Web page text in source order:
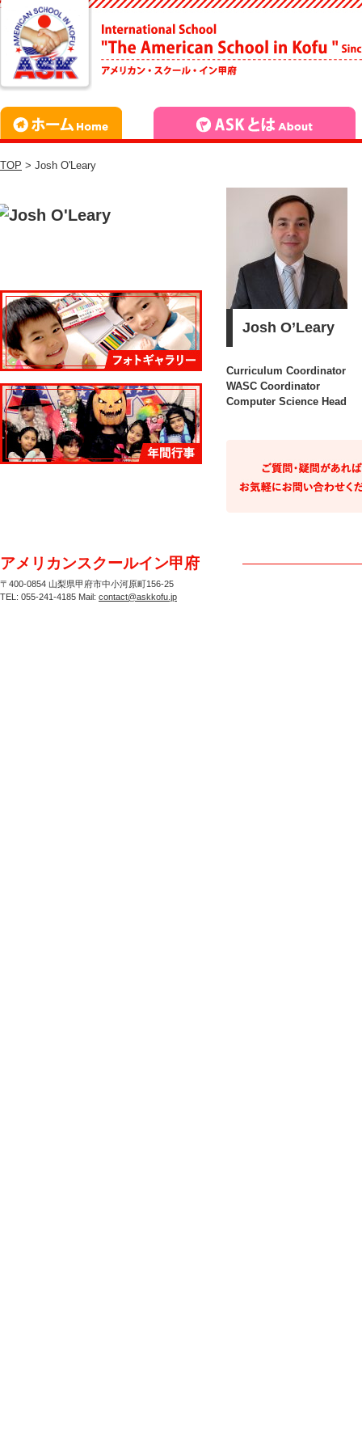
TOP > Josh O'Leary
Josh O’Leary
Curriculum Coordinator
WASC Coordinator
Computer Science Head
アメリカンスクールイン甲府
〒400-0854 山梨県甲府市中小河原町156-25
TEL: 055-241-4185 Mail: contact@askkofu.jp